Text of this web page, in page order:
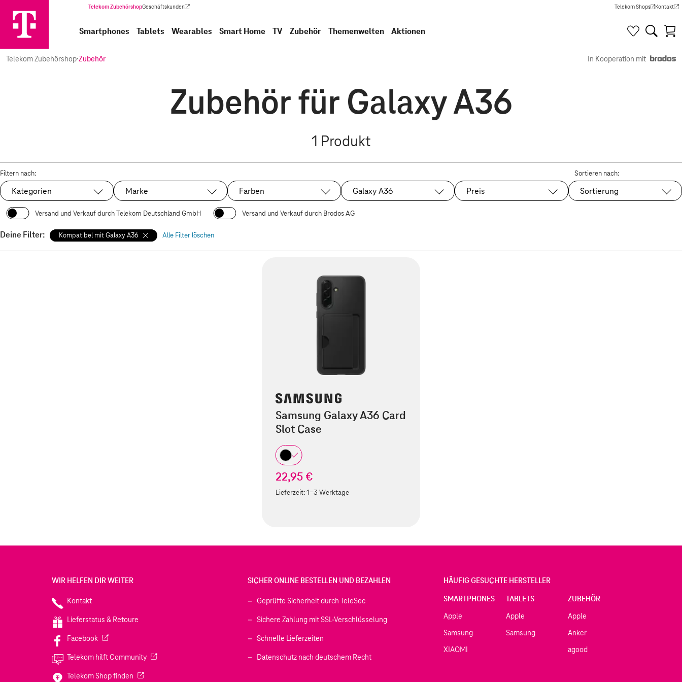
Telekom ZubehörshopGeschäftskunden
(Wird in einem neuen Tab geöffnet) Telekom Shops
(Wird in einem neuen Tab
Kontakt
(Wird in
Smartphones Tablets Wearables Smart Home TV Zubehör Themenwelten Aktionen
Telekom Zubehörshop·Zubehör In Kooperation mit
Zubehör für Galaxy A36
1 Produkt
Filtern nach:
Kategorien Marke Farben Ausgewählt:
Galaxy A36 Preis
Sortieren nach:
Sortierung
Versand und Verkauf durch Telekom Deutschland GmbH Versand und Verkauf durch Brodos AG
Deine Filter: Kompatibel mit Galaxy A36 Alle Filter löschen
Samsung Galaxy A36 Card
Slot Case
22,95 €
Lieferzeit:1-3 Werktage
WIR HELFEN DIR WEITER
Kontakt
Lieferstatus & Retoure
Facebook(Wird in einem neuen Tab geöffnet)
Telekom hilft Community(Wird in einem neuen Tab geöffnet)
Telekom Shop finden (Wird in einem neuen Tab geöffnet)
SICHER ONLINE BESTELLEN UND BEZAHLEN
Geprüfte Sicherheit durch TeleSec
Sichere Zahlung mit SSL-Verschlüsselung
Schnelle Lieferzeiten
Datenschutz nach deutschem Recht
HÄUFIG GESUCHTE HERSTELLER
SMARTPHONES
Apple
Samsung
XIAOMI
TABLETS
Apple
Samsung
ZUBEHÖR
Apple
Anker
agood